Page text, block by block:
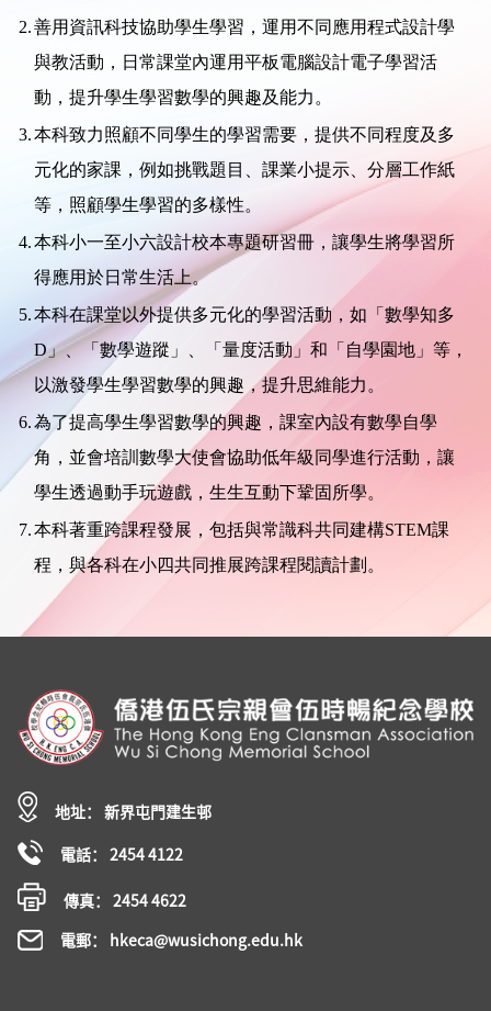
2. 善用資訊科技協助學生學習，運用不同應用程式設計學
與教活動，日常課堂內運用平板電腦設計電子學習活
動，提升學生學習數學的興趣及能力。
3. 本科致力照顧不同學生的學習需要，提供不同程度及多
元化的家課，例如挑戰題目、課業小提示、分層工作紙
等，照顧學生學習的多樣性。
4. 本科小一至小六設計校本專題研習冊，讓學生將學習所
得應用於日常生活上。
5. 本科在課堂以外提供多元化的學習活動，如「數學知多
D」、「數學遊蹤」、「量度活動」和「自學園地」等，
以激發學生學習數學的興趣，提升思維能力。
6. 為了提高學生學習數學的興趣，課室內設有數學自學
角，並會培訓數學大使會協助低年級同學進行活動，讓
學生透過動手玩遊戲，生生互動下鞏固所學。
7. 本科著重跨課程發展，包括與常識科共同建構STEM課
程，與各科在小四共同推展跨課程閱讀計劃。
地址： 新界屯門建生邨
電話： 2454 4122
傳真： 2454 4622
電郵： hkeca@wusichong.edu.hk